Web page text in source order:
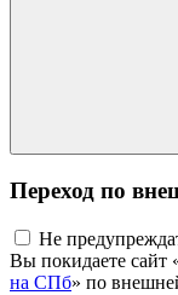
Переход по
Не
Вы покидаете сайт
на СПб» по